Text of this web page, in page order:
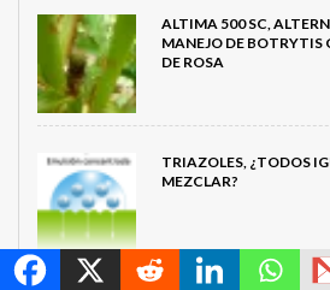
ALTIMA 500 SC,
MANEJO DE BOTRYTIS
DE ROSA
TRIAZOLES, ¿TODOS
MEZCLAR?